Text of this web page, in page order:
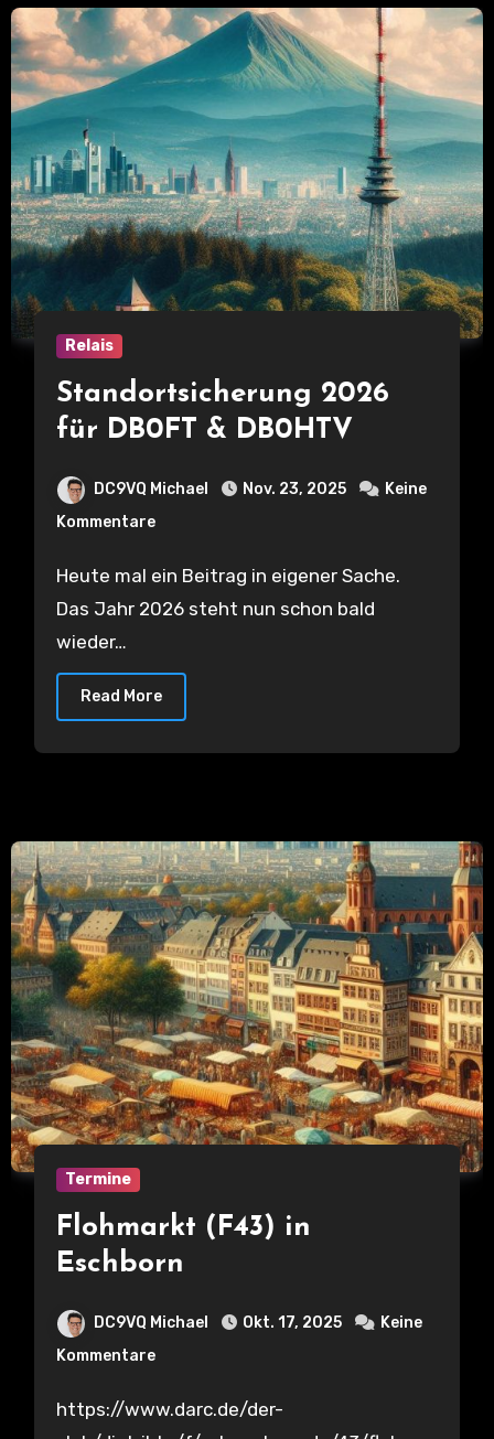
Relais
Standortsicherung 2026
für DB0FT & DB0HTV
DC9VQ Michael Nov. 23, 2025
Keine
Kommentare
Heute mal ein Beitrag in eigener Sache.
Das Jahr 2026 steht nun schon bald
wieder…
Read More
Termine
Flohmarkt (F43) in
Eschborn
DC9VQ Michael Okt. 17, 2025
Keine
Kommentare
https://www.darc.de/der-